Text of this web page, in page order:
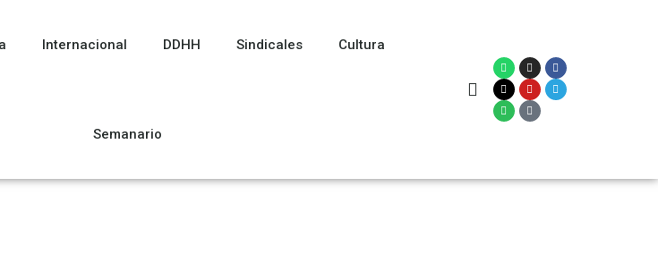
Internacional DDHH Sindicales Cultura
Semanario